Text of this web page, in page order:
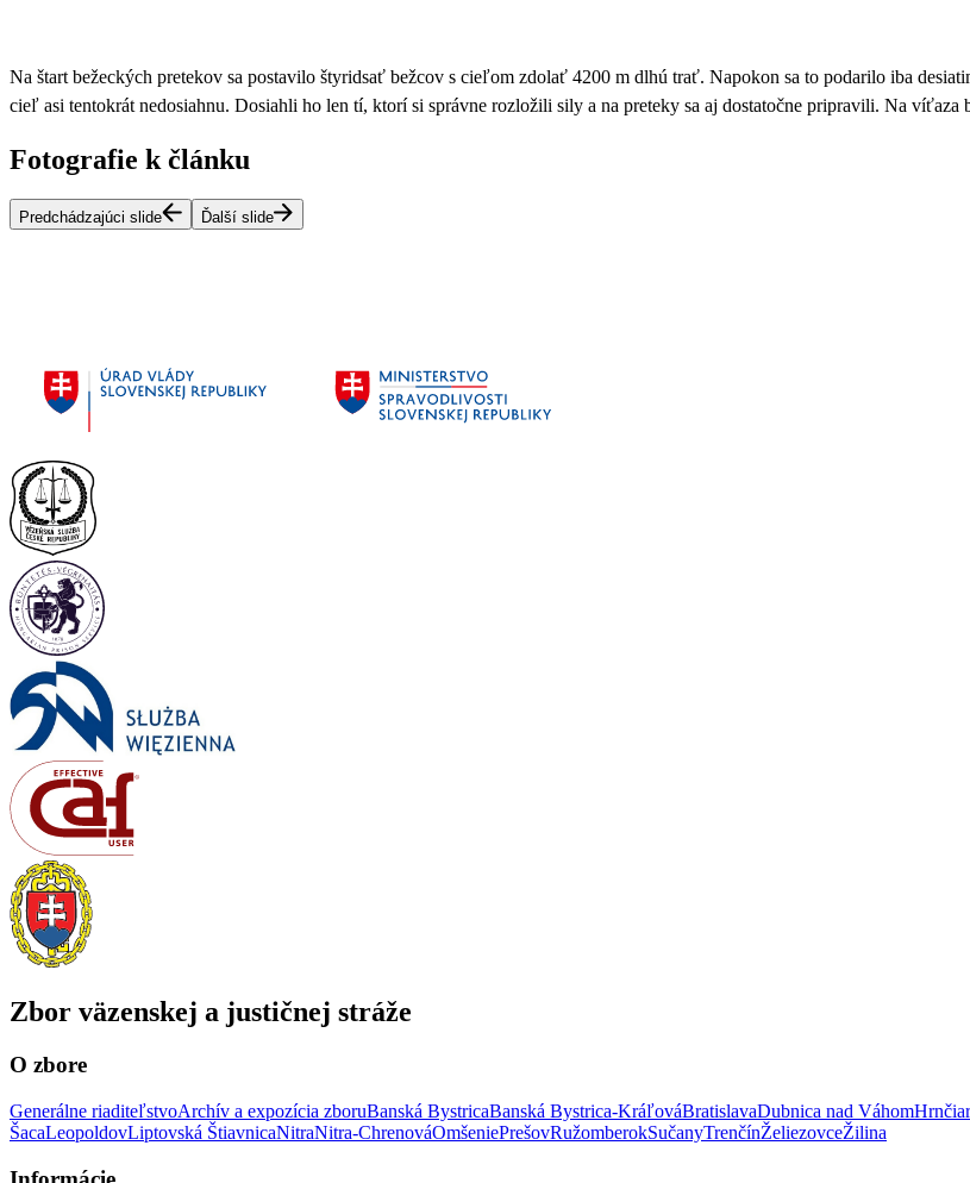
Na štart bežeckých pretekov sa postavilo štyridsať bežcov s cieľom zdolať 4200 m dlhú trať. Napokon sa to podarilo iba
cieľ asi tentokrát nedosiahnu. Dosiahli ho len tí, ktorí si správne rozložili sily a na preteky sa aj dostatočne pripravili. Na
Fotografie k článku
Predchádzajúci slide Ďalší slide
Zbor väzenskej a justičnej stráže
O zbore
Generálne riaditeľstvoArchív a expozícia zboruBanská BystricaBanská Bystrica-KráľováBratislavaDubnica nad Váhom
ŠacaLeopoldovLiptovská ŠtiavnicaNitraNitra-ChrenováOmšeniePrešovRužomberokSučanyTrenčínŽeliezovceŽilina